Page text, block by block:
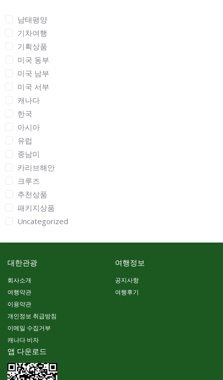
남태평양
기차여행
기획상품
미국 동부
미국 남부
미국 서부
캐나다
한국
아시아
유럽
중남미
카리브해안
크루즈
추천상품
패키지상품
Uncategorized
대한관광
회사소개
여행약관
이용약관
개인정보 취급방침
이메일 수집거부
캐나다 비자
여행정보
공지사항
여행후기
앱 다운로드